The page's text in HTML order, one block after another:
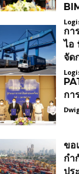
กา
ไอ
จัด
กา
ขอ
กำ
ปร